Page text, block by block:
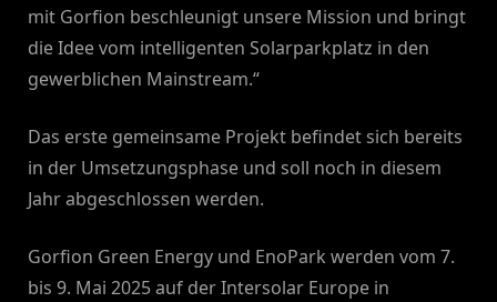
mit Gorfion beschleunigt unsere Mission und bringt
die Idee vom intelligenten Solarparkplatz in den
gewerblichen Mainstream.“
Das erste gemeinsame Projekt befindet sich bereits
in der Umsetzungsphase und soll noch in diesem
Jahr abgeschlossen werden.
Gorfion Green Energy und EnoPark werden vom 7.
bis 9. Mai 2025 auf der Intersolar Europe in